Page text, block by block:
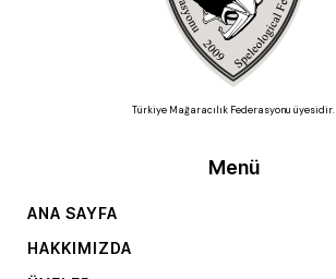
Türkiye Mağaracılık Federasyonu üyesidir.
Menü
ANA SAYFA
HAKKIMIZDA